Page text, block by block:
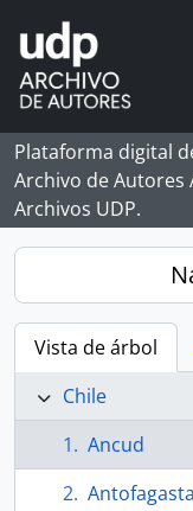
Skip to main content
Plataforma digital
Archivo de Autores
Archivos UDP.
Vista de árbol
Chile
Ancud
Antofagasta